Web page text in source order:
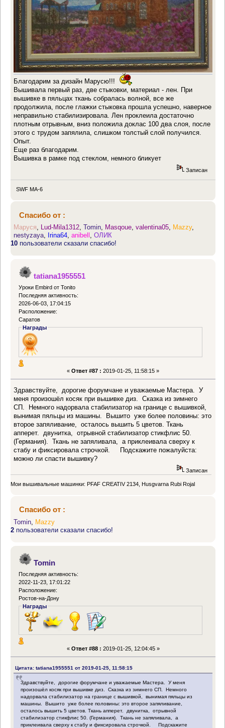
Благодарим за дизайн Марусю!!!
Вышивала первый раз, две стыковки, материал - лен. При
вышивке в пяльцах ткань собралась волной, все же
продолжила, после глажки стыковка прошла успешно, наверное
неправильно стабилизировала. Лен проклеила достаточно
плотным отрывным, вниз положила доклас 100 два слоя, после
этого с трудом запялила, слишком толстый слой получился.
Опыт.
Еще раз благодарим.
Вышивка в рамке под стеклом, немного бликует
Записан
SWF MA-6
Спасибо от :
Маруся, Lud-Mila1312,Tomin, Masqoue,valentina05, Mazzy,
nestyzaya, Irina64,anibell ,ОЛИК
10 пользователи сказали спасибо!
tatiana1955551
Уроки Embird от Tonito
Последняя активность:
2026-06-03, 17:04:15
Расположение:
Саратов
Награды
« Ответ #87 : 2019-01-25, 11:58:15 »
Здравствуйте, дорогие форумчане и уважаемые Мастера. У
меня произошёл косяк при вышивке диз. Сказка из зимнего
СП. Немного надорвала стабилизатор на границе с вышивкой,
вынимая пяльцы из машины. Вышито уже более половины: это
второе запяливание, осталось вышить 5 цветов. Ткань
апперет. двунитка, отрывной стабилизатор стикфлис 50.
(Германия). Ткань не запяливала, а приклеивала сверху к
стабу и фиксировала строчкой. Подскажите пожалуйста:
можно ли спасти вышивку?
Записан
Мои вышивальные машинки: PFAF CREATIV 2134, Husgvarna Rubi Rojal
Спасибо от :
Tomin, Mazzy
2 пользователи сказали спасибо!
Tomin
Последняя активность:
2022-11-23, 17:01:22
Расположение:
Ростов-на-Дону
Награды
« Ответ #88 : 2019-01-25, 12:04:45 »
Цитата: tatiana1955551 от 2019-01-25, 11:58:15
Здравствуйте, дорогие форумчане и уважаемые Мастера. У меня
произошёл косяк при вышивке диз. Сказка из зимнего СП. Немного
надорвала стабилизатор на границе с вышивкой, вынимая пяльцы из
машины. Вышито уже более половины: это второе запяливание,
осталось вышить 5 цветов. Ткань апперет. двунитка, отрывной
стабилизатор стикфлис 50. (Германия). Ткань не запяливала, а
приклеивала сверху к стабу и фиксировала строчкой. Подскажите